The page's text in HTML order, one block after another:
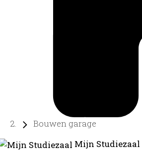
Bouwen garage
Mijn